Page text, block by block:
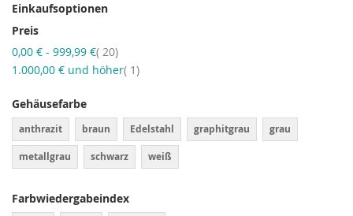
Einkaufsoptionen
Preis
0,00 € - 999,99 € 20Artikel
1.000,00 € und höher 1Artikel
Gehäusefarbe
anthrazit braun Edelstahl graphitgrau grau
metallgrau schwarz weiß
Farbwiedergabeindex